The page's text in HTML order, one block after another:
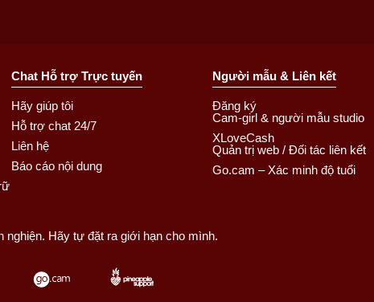
Chat Hỗ trợ Trực tuyến
Hãy giúp tôi
Hỗ trợ chat 24/7
Liên hệ
Báo cáo nội dung
Người mẫu & Liên kết
Đăng ký
Cam-girl & người mẫu studio
XLoveCash
Quản trị web / Đối tác liên kết
Go.cam – Xác minh độ tuổi
nghiện. Hãy tự đặt ra giới hạn cho mình.